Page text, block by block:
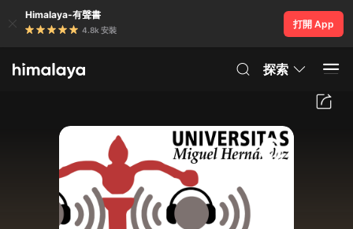
Himalaya-有聲書
4.8k 安裝
打開 App
探索